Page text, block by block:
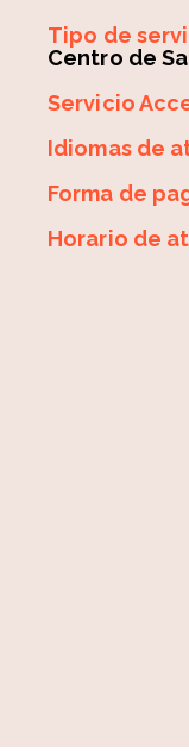
Tipo de
Centro de
Servicio
Idiomas de
Forma de
Horario de